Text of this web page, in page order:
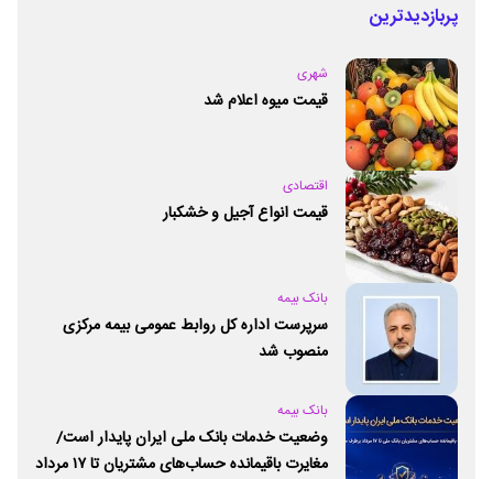
پربازدیدترین
شهری
قیمت میوه اعلام شد
اقتصادی
قیمت انواع آجیل و خشکبار
بانک بیمه
سرپرست اداره کل روابط عمومی بیمه مرکزی
منصوب شد
بانک بیمه
وضعیت خدمات بانک ملی ایران پایدار است/
مغایرت‌ باقیمانده حساب‌های مشتریان تا ۱۷ مرداد